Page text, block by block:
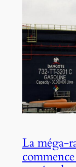
La méga-